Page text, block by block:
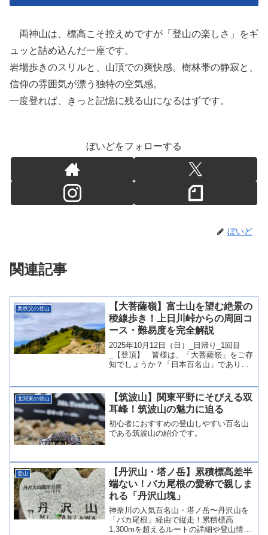
両神山は、標高こそ控えめですが「登山の楽しさ」をギ
ュッと詰め込んだ一座です。
岩場歩きのスリルと、山頂での爽快感。樹林帯の静寂と、
信仰の雰囲気が漂う独特の空気感。
一度登れば、きっと記憶に残る山になるはずです。
ぼいどをフォローする
ぼいど
関連記事
奥秩父の登山
【大菩薩嶺】富士山を望む絶景の
稜線歩き！上日川峠からの周回コ
ース・難易度を完全解説
2025年10月12日（日）_日帰り_1回目
_【登頂】 皆様は、「大菩薩嶺」をご存
知でしょうか？「日本百名山」であり、
いアクセスの良さを持ち、バスが通る
「上日川峠」を起...
北関東の登山
【筑波山】関東平野にそびえる双
耳峰！筑波山の魅力に迫る
初心者におすすめの登山しやすい百名山
である筑波山の紹介です。
登山
【丹沢山・塔ノ岳】累積標高差半
端ない！バカ尾根の愛称で親しま
れる「丹沢山塊」
神奈川の人気百名山・塔ノ岳〜丹沢山を
「バカ尾根」経由で縦走！累積標高
1,300mを超えるルートの詳細や登山情